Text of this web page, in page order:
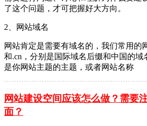
了这个问题，才可把握好大方向。
2、网站域名
网站肯定是需要有域名的，我们常用的
和.cn，分别是国际域名后缀和中国的域
是你网站主题的主题，或者网站名称
网站建设空间应该怎么做？需要
面？